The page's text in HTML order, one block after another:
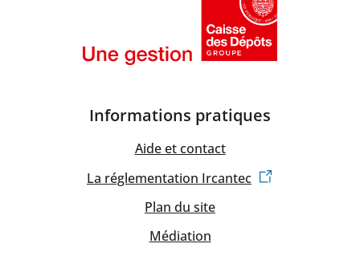
Informations pratiques
Aide et contact
La réglementation Ircantec
Plan du site
Médiation